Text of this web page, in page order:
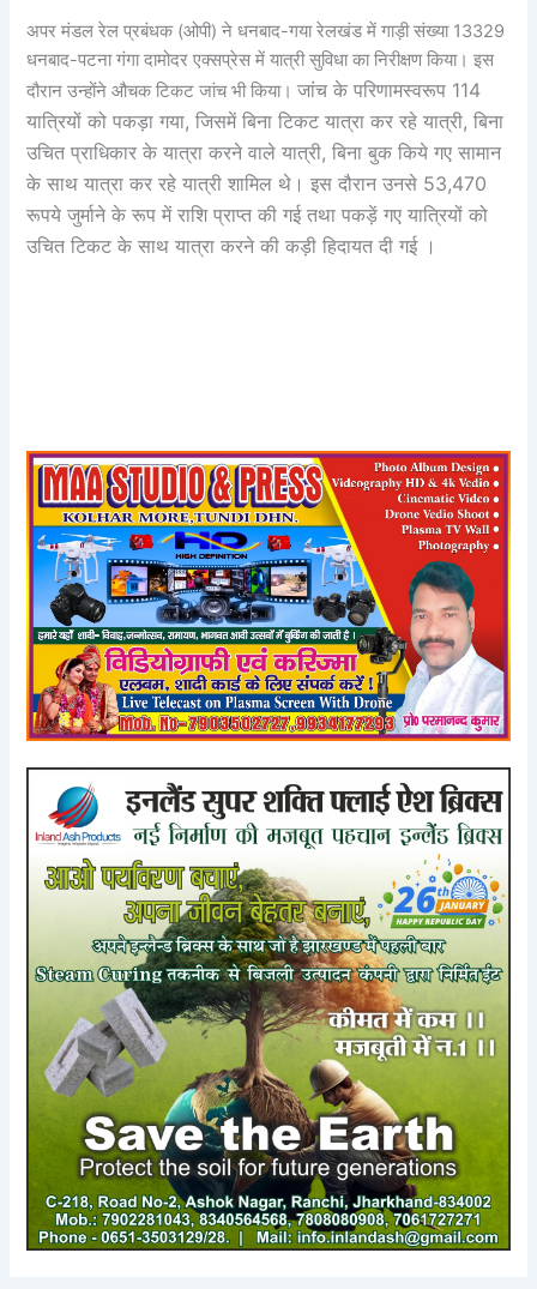
अपर मंडल रेल प्रबंधक (ओपी) ने धनबाद-गया रेलखंड में गाड़ी संख्या 13329
धनबाद-पटना गंगा दामोदर एक्सप्रेस में यात्री सुविधा का निरीक्षण किया। इस
दौरान उन्होंने औचक टिकट जांच भी किया।जांच के परिणामस्वरूप 114
यात्रियों को पकड़ा गया, जिसमें बिना टिकट यात्रा कर रहे यात्री, बिना
उचित प्राधिकार के यात्रा करने वाले यात्री, बिना बुक किये गए सामान
के साथ यात्रा कर रहे यात्री शामिल थे। इस दौरान उनसे 53,470
रूपये जुर्माने के रूप में राशि प्राप्त की गई तथा पकड़ें गए यात्रियों को
उचित टिकट के साथ यात्रा करने की कड़ी हिदायत दी गई ।